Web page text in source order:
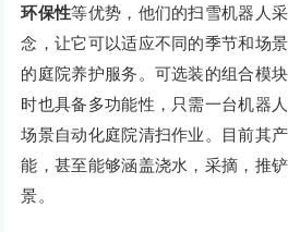
环保性等优势，他们的扫雪机器人
念，让它可以适应不同的季节和场
的庭院养护服务。可选装的组合模
时也具备多功能性，只需一台机器
场景自动化庭院清扫作业。目前其
能，甚至能够涵盖浇水，采摘，推
景。